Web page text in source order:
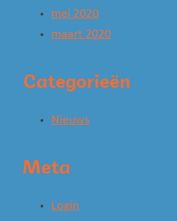
mei 2020
maart 2020
Categorieën
Nieuws
Meta
Login